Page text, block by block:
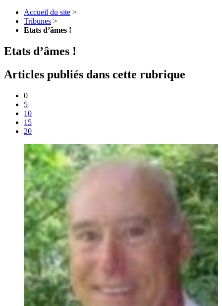
Accueil du site >
Tribunes >
Etats d’âmes !
Etats d’âmes !
Articles publiés dans cette rubrique
0
5
10
15
20